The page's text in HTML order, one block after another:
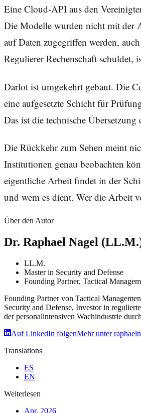
Eine Cloud-API aus den
Die Modelle wurden nicht mit der
auf Daten zugegriffen werden,
Regulierer Rechenschaft schuldet,
Darlot ist umgekehrt gebaut. Die
eine aufgesetzte Schicht für
Das ist die technische
Die Rückkehr zum Sehen meint
Institutionen genau beobachten
eigentliche Arbeit findet in der
und wem es dient. Wer die Arbeit
Über den Autor
Dr. Raphael Nagel
LL.M.
Master in Security and Defense
Founding Partner, Tactical
Founding Partner von Tactical
Security and Defense, Investor in
der personalintensiven Wachindustrie
Auf LinkedIn folgenMehr unter
Translations
ES
EN
Weiterlesen
Apr. 2026